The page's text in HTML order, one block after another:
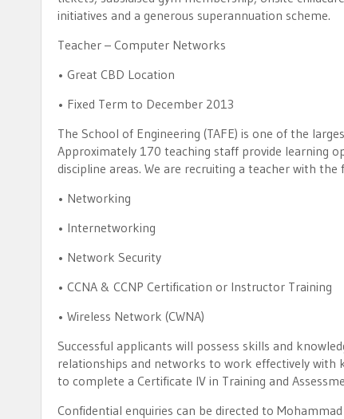
initiatives and a generous superannuation scheme.
Teacher – Computer Networks
• Great CBD Location
• Fixed Term to December 2013
The School of Engineering (TAFE) is one of the
Approximately 170 teaching staff provide learning
discipline areas. We are recruiting a teacher with the
• Networking
• Internetworking
• Network Security
• CCNA & CCNP Certification or Instructor Training
• Wireless Network (CWNA)
Successful applicants will possess skills and
relationships and networks to work effectively with
to complete a Certificate IV in Training and
Confidential enquiries can be directed to